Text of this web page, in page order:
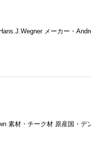
メーカー・
素材・チーク材 原産国・デ